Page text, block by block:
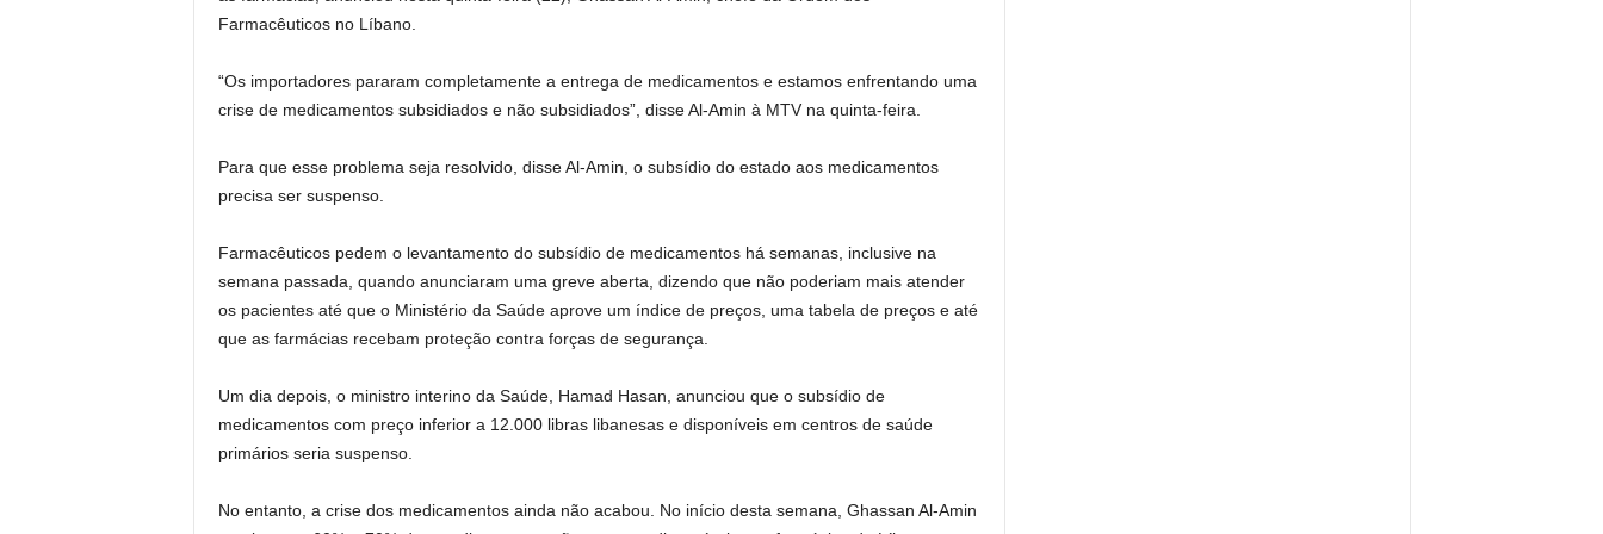
Farmacêuticos no Líbano.
“Os importadores pararam completamente a entrega de medicamentos e estamos enfrentando uma
crise de medicamentos subsidiados e não subsidiados”, disse Al-Amin à MTV na quinta-feira.
Para que esse problema seja resolvido, disse Al-Amin, o subsídio do estado aos medicamentos
precisa ser suspenso.
Farmacêuticos pedem o levantamento do subsídio de medicamentos há semanas, inclusive na
semana passada, quando anunciaram uma greve aberta, dizendo que não poderiam mais atender
os pacientes até que o Ministério da Saúde aprove um índice de preços, uma tabela de preços e até
que as farmácias recebam proteção contra forças de segurança.
Um dia depois, o ministro interino da Saúde, Hamad Hasan, anunciou que o subsídio de
medicamentos com preço inferior a 12.000 libras libanesas e disponíveis em centros de saúde
primários seria suspenso.
No entanto, a crise dos medicamentos ainda não acabou. No início desta semana, Ghassan Al-Amin